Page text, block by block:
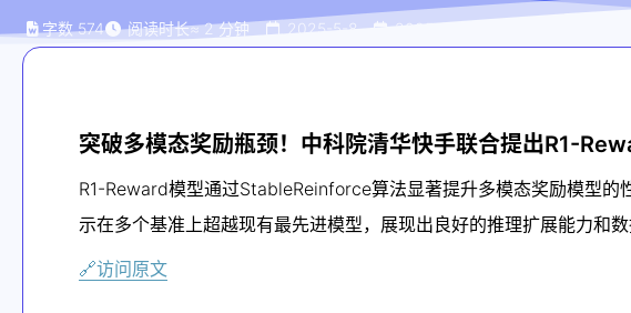
字数 574 阅读时长≈ 2 分钟 2025-5-8 2025-5-8
突破多模态奖励瓶颈！中科院清华快手联合提出R1-
R1-Reward模型通过StableReinforce算法显著提升多模态奖励模型
示在多个基准上超越现有最先进模型，展现出良好的推理扩展能力和数
🔗访问原文